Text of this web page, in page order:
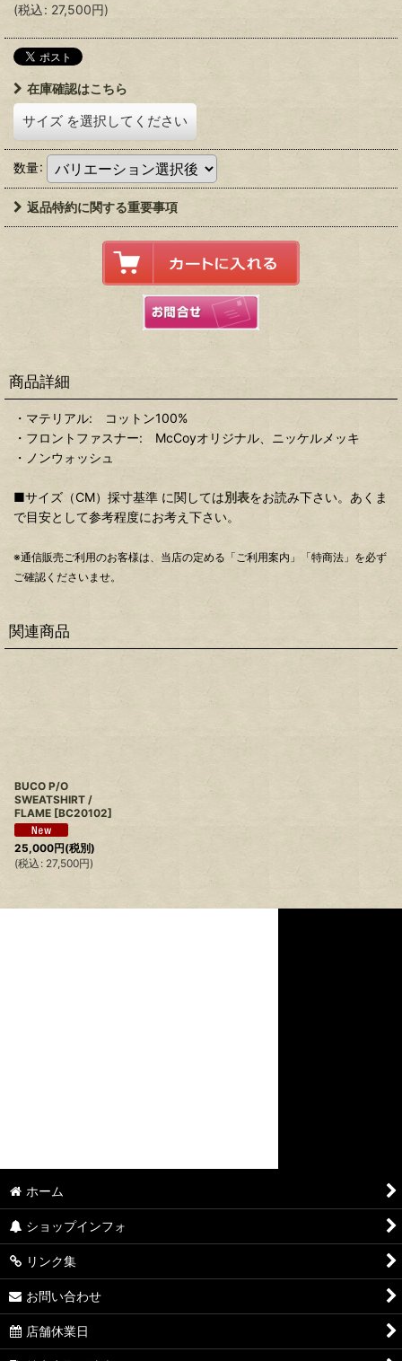
(税込: 27,500円)
在庫確認はこちら
サイズ を選択してください
数量:
返品特約に関する重要事項
商品詳細
・マテリアル: コットン100%
・フロントファスナー: McCoyオリジナル、ニッケルメッキ
・ノンウォッシュ
■サイズ（CM）採寸基準 に関しては別表をお読み下さい。あくま
で目安として参考程度にお考え下さい。
※通信販売ご利用のお客様は、当店の定める「ご利用案内」「特商法」を必ず
ご確認くださいませ。
関連商品
BUCO P/O
SWEATSHIRT /
FLAME [BC20102]
25,000円(税別)
(税込 : 27,500円)
ホーム
ショップインフォ
リンク集
お問い合わせ
店舗休業日